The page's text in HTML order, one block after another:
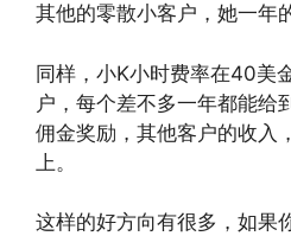
其他的零散小客户，她一年
同样，小K小时费率在40美
户，每个差不多一年都能给
佣金奖励，其他客户的收入
上。
这样的好方向有很多，如果